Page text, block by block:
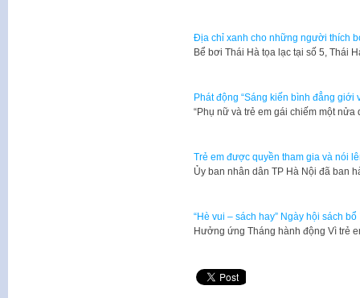
Địa chỉ xanh cho những người thích
Bể bơi Thái Hà tọa lạc tại số 5, Thái
Phát động “Sáng kiến bình đẳng giới
“Phụ nữ và trẻ em gái chiếm một
Trẻ em được quyền tham gia và nói
Ủy ban nhân dân TP Hà Nội đã ban
“Hè vui – sách hay” Ngày hội sách
Hưởng ứng Tháng hành động Vì trẻ